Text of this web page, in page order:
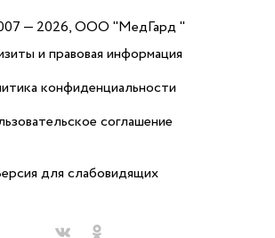
— 2026, ООО "МедГард "
и правовая информация
конфиденциальности
соглашение
для слабовидящих